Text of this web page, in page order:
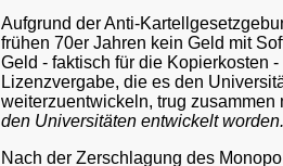
Aufgrund der Anti-
frühen 70er Jahren kein Geld mit
Geld - faktisch für die Kopierkosten
Lizenzvergabe, die es den
weiterzuentwickeln, trug
den Universitäten entwickelt worden.
Nach der Zerschlagung des